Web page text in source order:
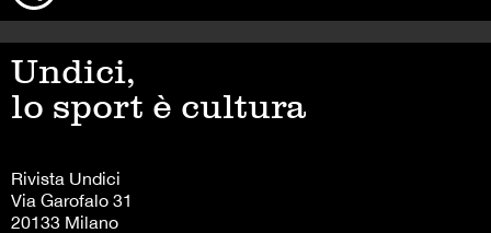
Undici,
lo sport è cultura
Rivista Undici
Via Garofalo 31
20133 Milano